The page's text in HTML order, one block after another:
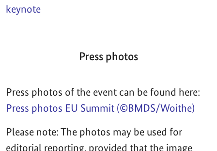
keynote
Press photos
Press photos of the event can be found here:
Press photos EU Summit (©BMDS/Woithe)
Please note: The photos may be used for
editorial reporting, provided that the image